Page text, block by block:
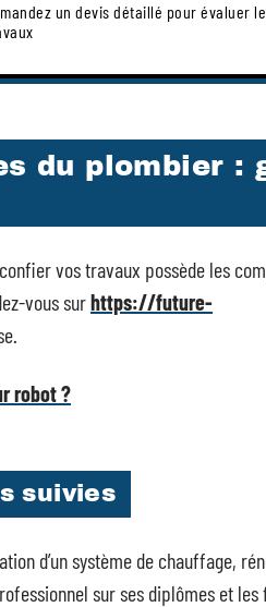
un devis détaillé pour évaluer
du plombier :
vos travaux possède les
vous surhttps://future-
robot ?
suivies
d’un système de chauffage,
sur ses diplômes et